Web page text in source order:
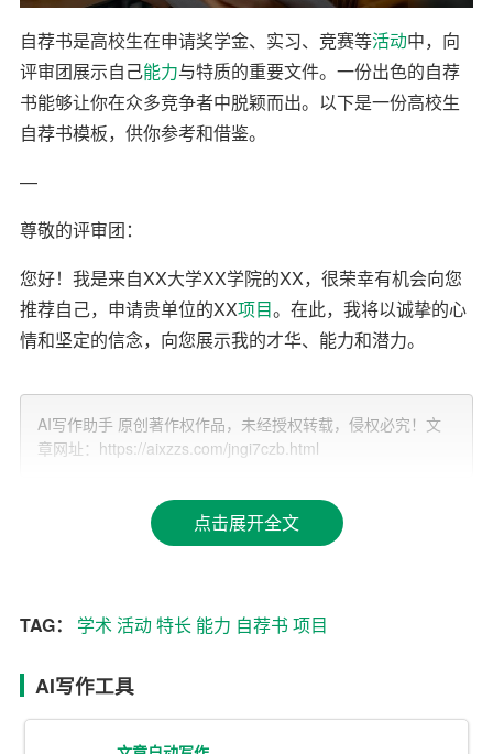
自荐书是高校生在申请奖学金、实习、竞赛等活动中，向
评审团展示自己能力与特质的重要文件。一份出色的自荐
书能够让你在众多竞争者中脱颖而出。以下是一份高校生
自荐书模板，供你参考和借鉴。
—
尊敬的评审团：
您好！我是来自XX大学XX学院的XX，很荣幸有机会向您
推荐自己，申请贵单位的XX项目。在此，我将以诚挚的心
情和坚定的信念，向您展示我的才华、能力和潜力。
一、个人简介
1.基本信息
X学院XX专业，是一名XX年级的学生。在过去的学习生活
中，我始终以勤奋刻苦、严谨治学为座右铭，努力提升自
2.学术
成绩
在学术方面，我始终名列前茅。大学期间，我的平均绩点
为XX，位列班级前XX名。在课程学习中，我积极参加课堂
AI写作助手 原创著作权作品，未经授权转载，侵权必究！文
章网址：https://aixzzs.com/jngi7czb.html
点击展开全文
TAG： 学术活动特长 能力 自荐书 项目
AI写作工具